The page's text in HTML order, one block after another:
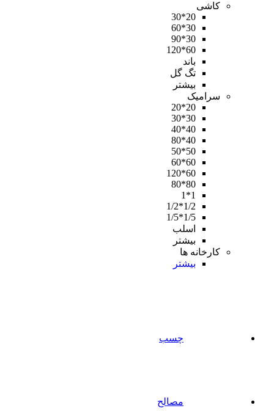
کاشی
20*30
30*60
30*90
60*120
باند
تگ گل
بیشتر
سرامیک
20*20
30*30
40*40
40*80
50*50
60*60
60*120
80*80
1*1
1/2*1/2
1/5*1/5
اسلب
بیشتر
کارخانه ها
بیشتر
چسب
مصالح